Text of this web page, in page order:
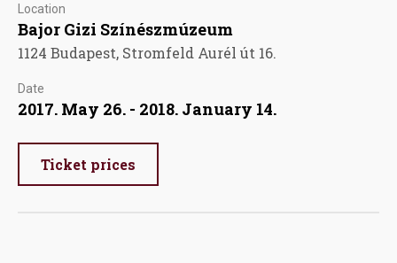
Location
Bajor Gizi Színészmúzeum
1124 Budapest, Stromfeld Aurél út 16.
Date
2017. May 26. - 2018. January 14.
Ticket prices